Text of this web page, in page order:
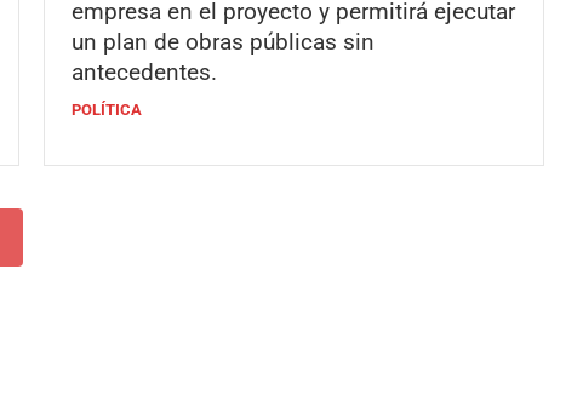
empresa en el proyecto y permitirá ejecutar
un plan de obras públicas sin
antecedentes.
POLÍTICA